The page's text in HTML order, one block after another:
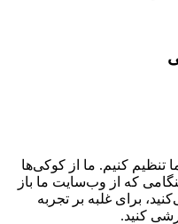
کنیم. ما از کوکی‌ها
که از وب‌سایت ما باز
برای غلبه بر تجربه
کنید.